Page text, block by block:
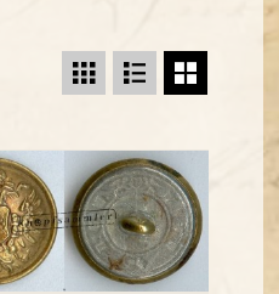
  